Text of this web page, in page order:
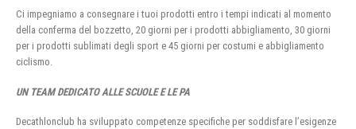
Ci impegniamo a consegnare i tuoi prodotti entro i tempi indicati al momento
della conferma del bozzetto, 20 giorni per i prodotti abbigliamento, 30 giorni
per i prodotti sublimati degli sport e 45 giorni per costumi e abbigliamento
ciclismo.
UN TEAM DEDICATO ALLE SCUOLE E LE PA
Decathlonclub ha sviluppato competenze specifiche per soddisfare l’esigenze